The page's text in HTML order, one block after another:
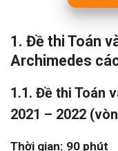
1. Đề thi Toán
Archimedes
1.1. Đề thi Toán
2021 – 2022
Thời gian: 90 phút